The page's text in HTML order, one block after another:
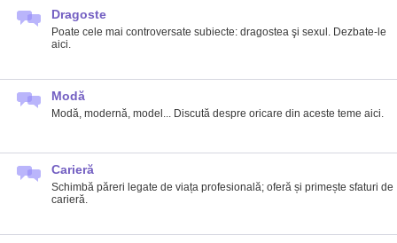
Dragoste
Poate cele mai controversate subiecte: dragostea şi sexul. Dezbate-le
aici.
Modă
Modă, modernă, model... Discută despre oricare din aceste teme aici.
Carieră
Schimbă păreri legate de viața profesională; oferă și primește sfaturi de
carieră.